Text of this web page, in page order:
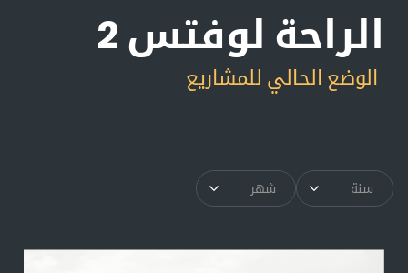
الراحة لوفتس 2
الوضع الحالي للمشاريع
سنة ▾ شهر ▾